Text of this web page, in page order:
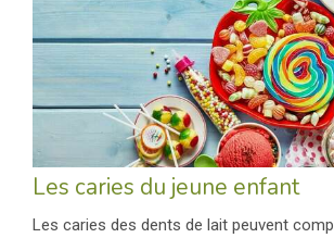
Les caries du jeune enfant
Les caries des dents de lait peuvent